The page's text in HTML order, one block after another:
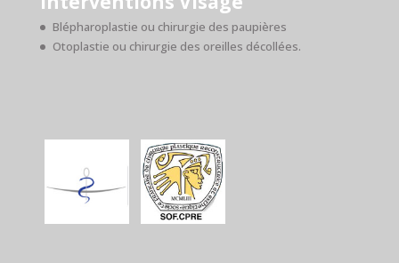
Blépharoplastie ou chirurgie des paupières
Otoplastie ou chirurgie des oreilles décollées.